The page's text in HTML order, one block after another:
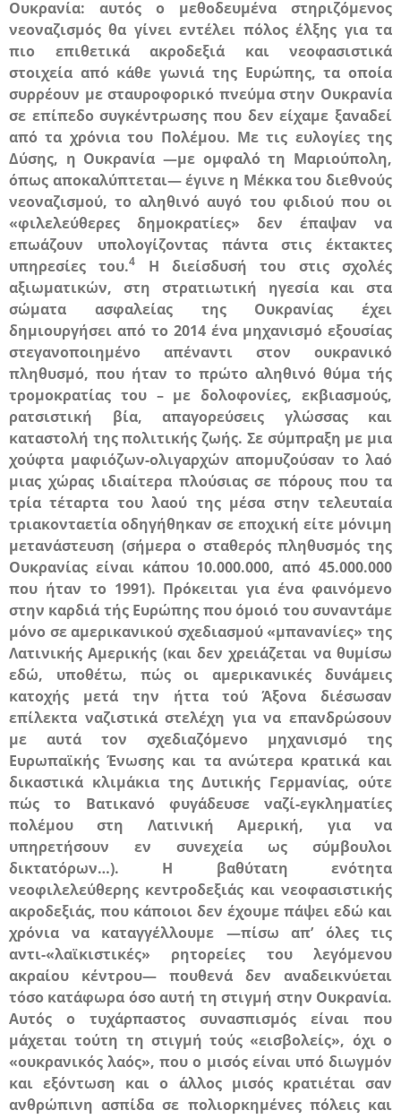
Ουκρανία: αυτός ο μεθοδευμένα στηριζόμενος
νεοναζισμός θα γίνει εντέλει πόλος έλξης για τα
πιο επιθετικά ακροδεξιά και νεοφασιστικά
στοιχεία από κάθε γωνιά της Ευρώπης, τα οποία
συρρέουν με σταυροφορικό πνεύμα στην Ουκρανία
σε επίπεδο συγκέντρωσης που δεν είχαμε ξαναδεί
από τα χρόνια του Πολέμου. Με τις ευλογίες της
Δύσης, η Ουκρανία —με ομφαλό τη Μαριούπολη,
όπως αποκαλύπτεται— έγινε η Μέκκα του διεθνούς
νεοναζισμού, το αληθινό αυγό του φιδιού που οι
«φιλελεύθερες δημοκρατίες» δεν έπαψαν να
επωάζουν υπολογίζοντας πάντα στις έκτακτες
υπηρεσίες του.4
Η διείσδυσή του στις σχολές
αξιωματικών, στη στρατιωτική ηγεσία και στα
σώματα ασφαλείας της Ουκρανίας έχει
δημιουργήσει από το 2014 ένα μηχανισμό εξουσίας
στεγανοποιημένο απέναντι στον ουκρανικό
πληθυσμό, που ήταν το πρώτο αληθινό θύμα τής
τρομοκρατίας του – με δολοφονίες, εκβιασμούς,
ρατσιστική βία, απαγορεύσεις γλώσσας και
καταστολή της πολιτικής ζωής. Σε σύμπραξη με μια
χούφτα μαφιόζων-ολιγαρχών απομυζούσαν το λαό
μιας χώρας ιδιαίτερα πλούσιας σε πόρους που τα
τρία τέταρτα του λαού της μέσα στην τελευταία
τριακονταετία οδηγήθηκαν σε εποχική είτε μόνιμη
μετανάστευση (σήμερα ο σταθερός πληθυσμός της
Ουκρανίας είναι κάπου 10.000.000, από 45.000.000
που ήταν το 1991). Πρόκειται γιαένα φαινόμενο
στην καρδιά τής Ευρώπης που όμοιό του συναντάμε
μόνο σε αμερικανικού σχεδιασμού «μπανανίες» της
Λατινικής Αμερικής (και δεν χρειάζεται να θυμίσω
εδώ, υποθέτω, πώς οι αμερικανικές δυνάμεις
κατοχής μετά την ήττα τού Άξονα διέσωσαν
επίλεκτα ναζιστικά στελέχη για να επανδρώσουν
με αυτά τον σχεδιαζόμενο μηχανισμό της
Ευρωπαϊκής Ένωσης και τα ανώτερα κρατικά και
δικαστικά κλιμάκια της Δυτικής Γερμανίας, ούτε
πώς το Βατικανό φυγάδευσε ναζί-εγκληματίες
πολέμου στη Λατινική Αμερική, για να
υπηρετήσουν εν συνεχεία ως σύμβουλοι
δικτατόρων…). Η βαθύτατη ενότητα
νεοφιλελεύθερης κεντροδεξιάς και νεοφασιστικής
ακροδεξιάς, που κάποιοι δεν έχουμε πάψει εδώ και
χρόνια να καταγγέλλουμε —πίσω απ’ όλες τις
αντι-«λαϊκιστικές» ρητορείες του λεγόμενου
ακραίου κέντρου— πουθενά δεν αναδεικνύεται
τόσο κατάφωρα όσο αυτή τη στιγμή στην Ουκρανία.
Αυτός ο τυχάρπαστος συνασπισμός είναι που
μάχεται τούτη τη στιγμή τούς «εισβολείς», όχι ο
«ουκρανικός λαός», που ο μισός είναι υπό διωγμόν
και εξόντωση και ο άλλος μισός κρατιέται σαν
ανθρώπινη ασπίδα σε πολιορκημένες πόλεις και